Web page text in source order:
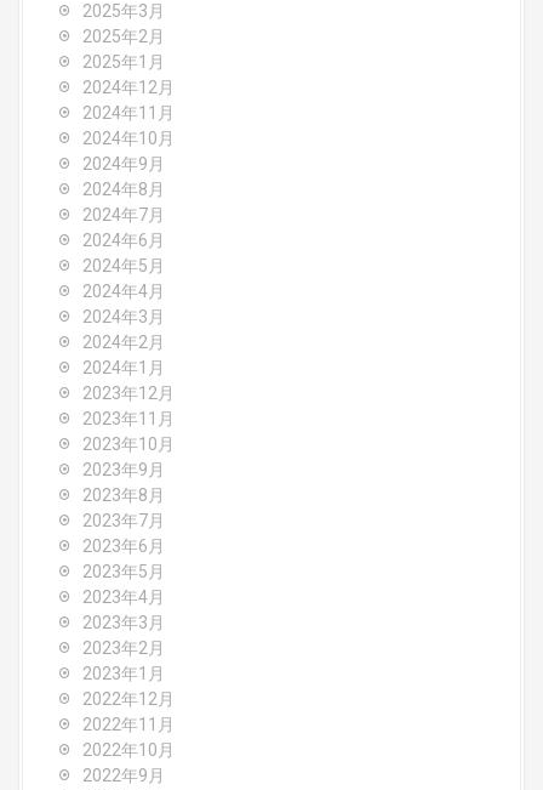
2025年3月
2025年2月
2025年1月
2024年12月
2024年11月
2024年10月
2024年9月
2024年8月
2024年7月
2024年6月
2024年5月
2024年4月
2024年3月
2024年2月
2024年1月
2023年12月
2023年11月
2023年10月
2023年9月
2023年8月
2023年7月
2023年6月
2023年5月
2023年4月
2023年3月
2023年2月
2023年1月
2022年12月
2022年11月
2022年10月
2022年9月